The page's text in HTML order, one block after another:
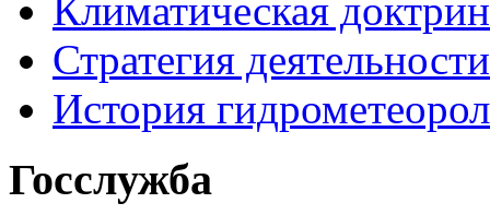
Климатическая
Стратегия деятельности
История
Госслужба